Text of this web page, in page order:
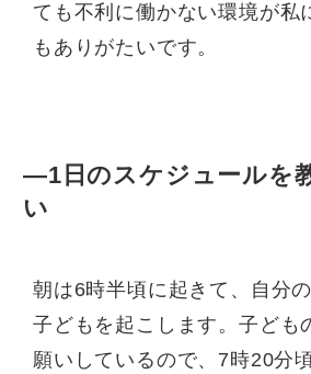
ても不利に働かない環境が私
もありがたいです。
—1日のスケジュールを
い
朝は6時半頃に起きて、自分
子どもを起こします。子ども
願いしているので、7時20分